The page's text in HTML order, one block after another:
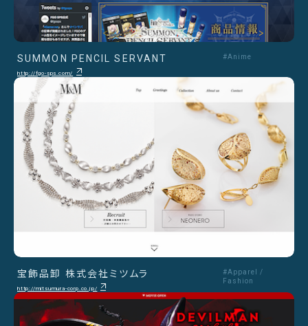
SUMMON PENCIL SERVANT
http://fgo-sps.com/
#Anime
宝飾品卸 株式会社ミツムラ
http://mitsumura-corp.co.jp/
#Apparel /
Fashion